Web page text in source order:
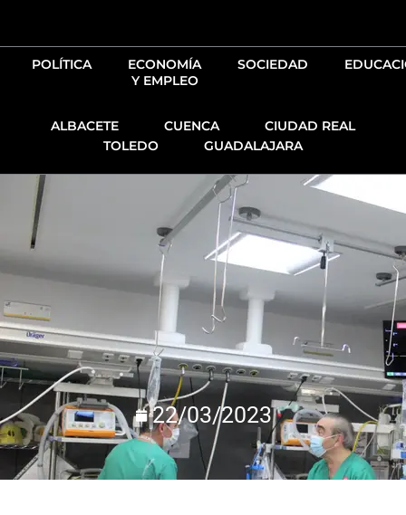
contenido
POLÍTICA
ECONOMÍA
Y EMPLEO
SOCIEDAD
ALBACETE CUENCA
CIUDAD REAL
TOLEDO
GUADALAJARA
22/03/2023